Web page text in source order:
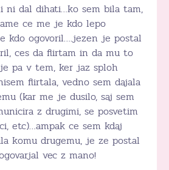
ni dal dihati…ko sem bila tam,
ce me je kdo lepo
kdo ogovoril….jezen je postal
ces da flirtam in da mu to
pa v tem, ker jaz sploh
flirtala, vedno sem dajala
(kar me je dusilo, saj sem
z drugimi, se posvetim
etc)…ampak ce sem kdaj
komu drugemu, je ze postal
vec z mano!